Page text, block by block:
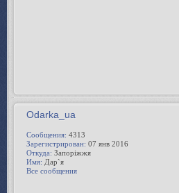
Odarka_ua
Сообщения: 4313
Зарегистрирован: 07 янв 2016
Откуда: Запоріжжя
Имя: Дар`я
Все сообщения